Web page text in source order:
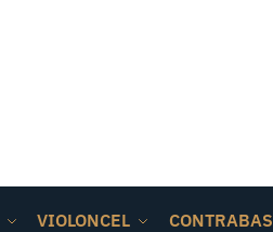
VIOLONCEL CONTRABAS